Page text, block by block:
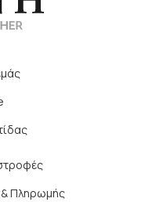
Πληρωμής